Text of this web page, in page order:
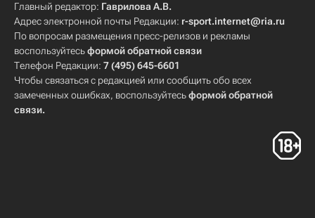
Главный редактор: Гаврилова А.В.
Адрес электронной почты Редакции: r-sport.internet@ria.ru
По вопросам размещения пресс-релизов и рекламы
воспользуйтесьформой обратной связи
Телефон Редакции: 7 (495) 645-6601
Чтобы связаться с редакцией или сообщить обо всех
замеченных ошибках, воспользуйтесьформой обратной
связи.